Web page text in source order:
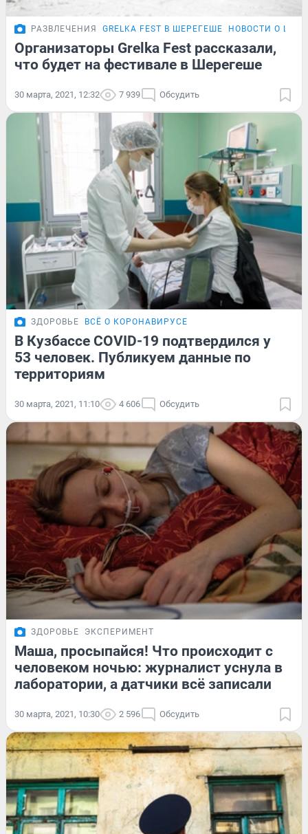
РАЗВЛЕЧЕНИЯ GRELKA FEST В ШЕРЕГЕШЕ НОВОСТИ О
Организаторы Grelka Fest рассказали,
что будет на фестивале в Шерегеше
30 марта, 2021, 12:32 7 939 Обсудить
ЗДОРОВЬЕ ВСЁ О КОРОНАВИРУСЕ
В Кузбассе COVID-19 подтвердился у
53 человек. Публикуем данные по
территориям
30 марта, 2021, 11:10 4 606 Обсудить
ЗДОРОВЬЕ ЭКСПЕРИМЕНТ
Маша, просыпайся! Что происходит с
человеком ночью: журналист уснула в
лаборатории, а датчики всё записали
30 марта, 2021, 10:30 2 596 Обсудить